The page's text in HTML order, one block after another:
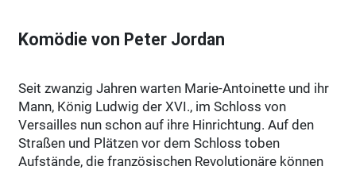
Komödie von Peter Jordan
Seit zwanzig Jahren warten Marie-Antoinette und ihr
Mann, König Ludwig der XVI., im Schloss von
Versailles nun schon auf ihre Hinrichtung. Auf den
Straßen und Plätzen vor dem Schloss toben
Aufstände, die französischen Revolutionäre können